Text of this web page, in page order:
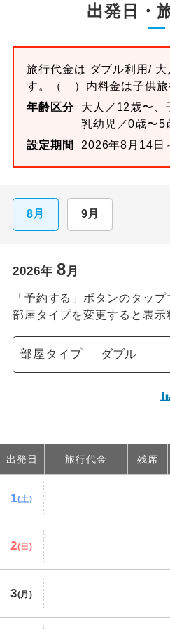
出発日・
旅行代金は ダブル利用/ 大
す。
（ ）内料金は子供旅
年齢区分
大人／12歳〜、
乳幼児／0歳〜5
設定期間
2026年8月14日
8月 9月
2026年 8月
「予約する」ボタンのタッ
部屋タイプを変更すると表示
部屋タイプ
出発日 旅行代金 残席
1(土)
2(日)
3(月)